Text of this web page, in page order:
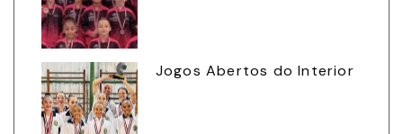
Jogos Abertos do Interior